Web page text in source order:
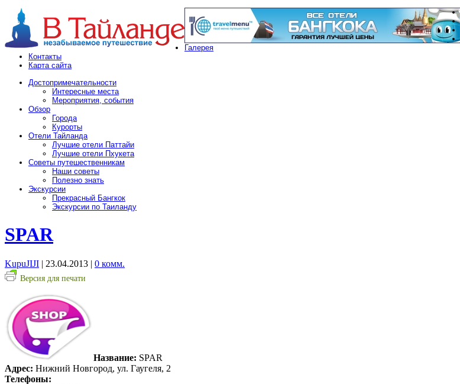
Галерея
Контакты
Карта сайта
Достопримечательности
Интересные места
Мероприятия, события
Обзор
Города
Курорты
Отели Тайланда
Лучшие отели Паттайи
Лучшие отели Пхукета
Советы путешественникам
Наши советы
Полезно знать
Экскурсии
Прекрасный Бангкок
Экскурсии по Таиланду
SPAR
KupuJIJI | 23.04.2013 | 0 комм.
Версия для печати
Название: SPAR
Адрес: Нижний Новгород, ул. Гаугеля, 2
Телефоны: